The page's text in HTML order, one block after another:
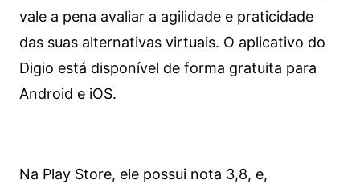
vale a pena avaliar a agilidade e praticidade
das suas alternativas virtuais. O aplicativo do
Digio está disponível de forma gratuita para
Android e iOS.
Na Play Store, ele possui nota 3,8, e,